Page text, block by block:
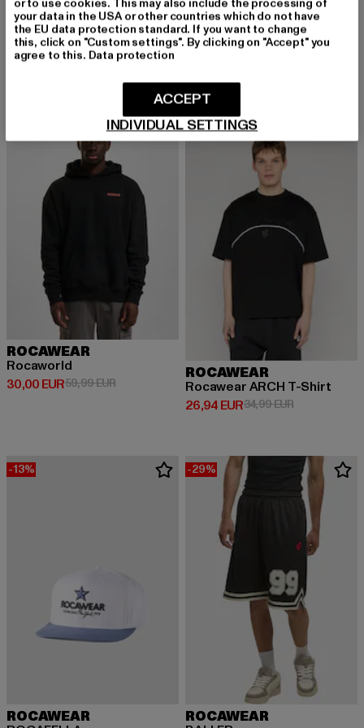
ROCAWEAR
BLUEPRINT
55,99 EUR
Derzeitiger Preis: 55,99 EUR
79,99 EUR Aktionspreis: 79,99 EUR
ROCAWEAR
BALLER
ROCAWEAR
Rocaworld
30,00 EUR
Derzeitiger Preis: 30,00 EUR
59,99 EURAktionspreis: 59,99 EUR
-23%
ROCAWEAR
Rocawear ARCH T-Shirt
26,94 EUR
Derzeitiger Preis: 26,94 EUR
34,99 EURAktionspreis:
-13%
ROCAWEAR
-29%
ROCAWEAR
or to use cookies. This may also include the processing of
your data in the USA or other countries which do not have
the EU data protection standard. If you want to change
this, click on "Custom settings". By clicking on "Accept" you
agree to this. Data protection
INDIVIDUAL SETTINGS
ACCEPT